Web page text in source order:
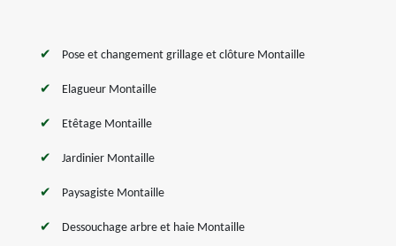
Pose et changement grillage et clôture Montaille
Elagueur Montaille
Etêtage Montaille
Jardinier Montaille
Paysagiste Montaille
Dessouchage arbre et haie Montaille